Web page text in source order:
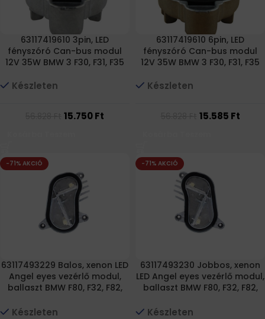
63117419610 3pin, LED
fényszóró Can-bus modul
12V 35W BMW 3 F30, F31, F35
Készleten
15.750Ft
63117419610 6pin, LED
fényszóró Can-bus modul
12V 35W BMW 3 F30, F31, F35
Készleten
15.585 Ft
-71% AKCIÓ
63117493229 Balos, xenon LED
Angel eyes vezérlő modul,
ballaszt BMW F80, F32, F82,
Készleten
-71% AKCIÓ
63117493230 Jobbos, xenon
LED Angel eyes vezérlő modul,
ballaszt BMW F80, F32, F82,
Készleten